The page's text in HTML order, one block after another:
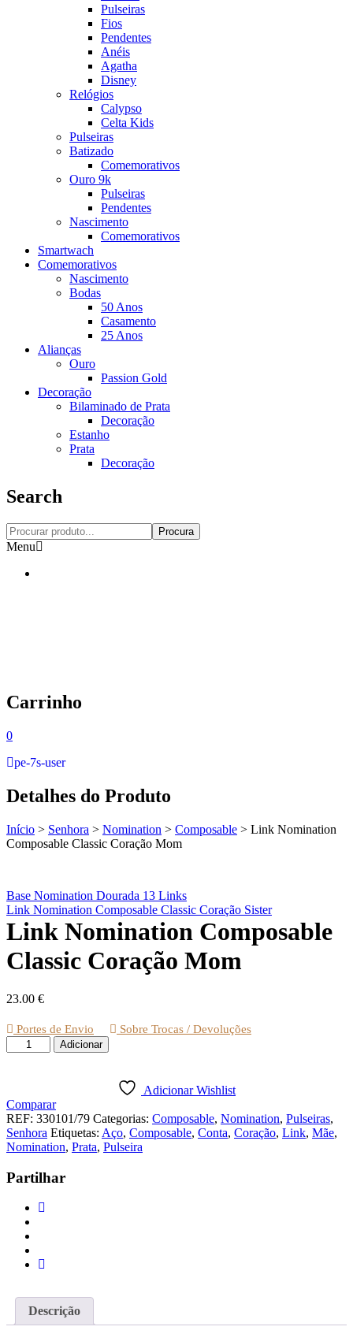
Pulseiras
Fios
Pendentes
Anéis
Agatha
Disney
Relógios
Calypso
Celta Kids
Pulseiras
Batizado
Comemorativos
Ouro 9k
Pulseiras
Pendentes
Nascimento
Comemorativos
Smartwach
Comemorativos
Nascimento
Bodas
50 Anos
Casamento
25 Anos
Alianças
Ouro
Passion Gold
Decoração
Bilaminado de Prata
Decoração
Estanho
Prata
Decoração
Search
Procura
Menu
Carrinho
0
pe-7s-user
Detalhes do Produto
Início > Senhora > Nomination > Composable > Link Nomination
Composable Classic Coração Mom
Base Nomination Dourada 13 Links
Link Nomination Composable Classic Coração Sister
Link Nomination Composable
Classic Coração Mom
23.00 €
Portes de Envio Sobre Trocas / Devoluções
Quantidade
de
Composable
Classic
Coração
Mom
Adicionar
Adicionar Wishlist
Comparar
REF: 330101/79 Categorias: Composable, Nomination, Pulseiras,
Senhora Etiquetas: Aço, Composable, Conta, Coração, Link, Mãe,
Nomination, Prata, Pulseira
Partilhar
Descrição